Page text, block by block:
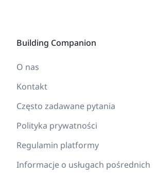
Building Companion
O nas
Kontakt
Często zadawane pytania
Polityka prywatności
Regulamin platformy
Informacje o usługach pośrednich